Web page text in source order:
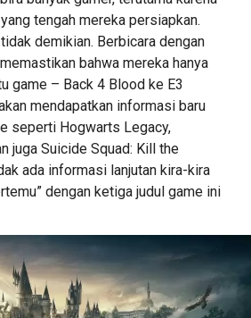
tengah mereka persiapkan.
demikian. Berbicara dengan
bahwa mereka hanya
game – Back 4 Blood ke E3
mendapatkan informasi baru
seperti Hogwarts Legacy,
juga Suicide Squad: Kill the
ada informasi lanjutan kira-kira
dengan ketiga judul game ini